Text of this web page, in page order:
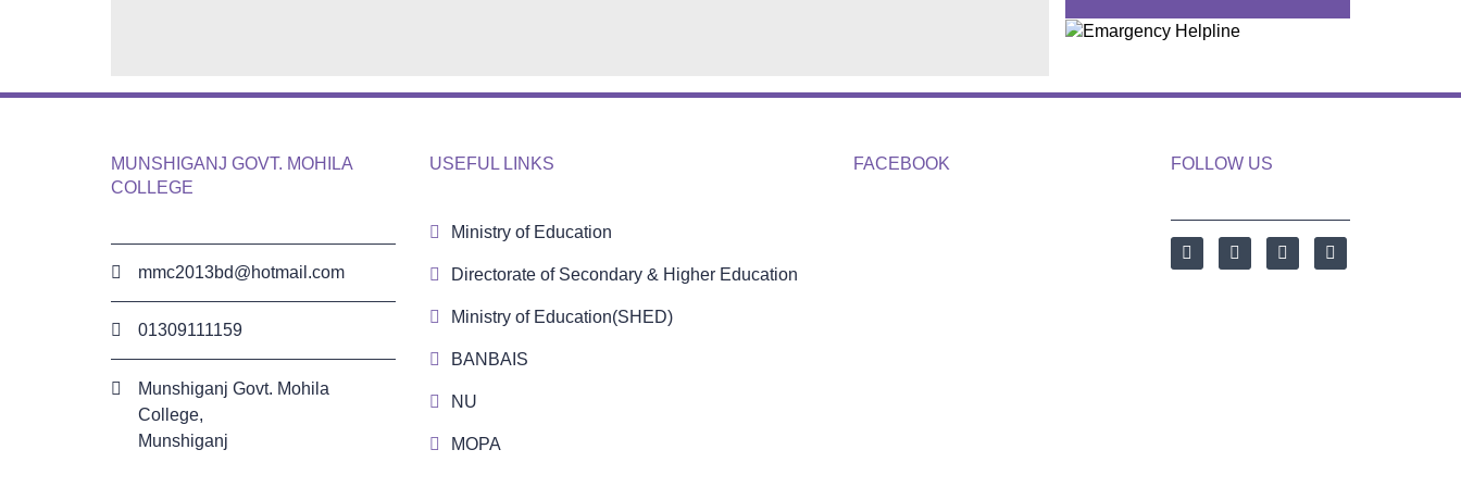
MUNSHIGANJ GOVT. MOHILA
COLLEGE
mmc2013bd@hotmail.com
01309111159
Munshiganj Govt. Mohila
College,
Munshiganj
USEFUL LINKS
Ministry of Education
Directorate of Secondary & Higher Education
Ministry of Education(SHED)
BANBAIS
NU
MOPA
FACEBOOK FOLLOW US